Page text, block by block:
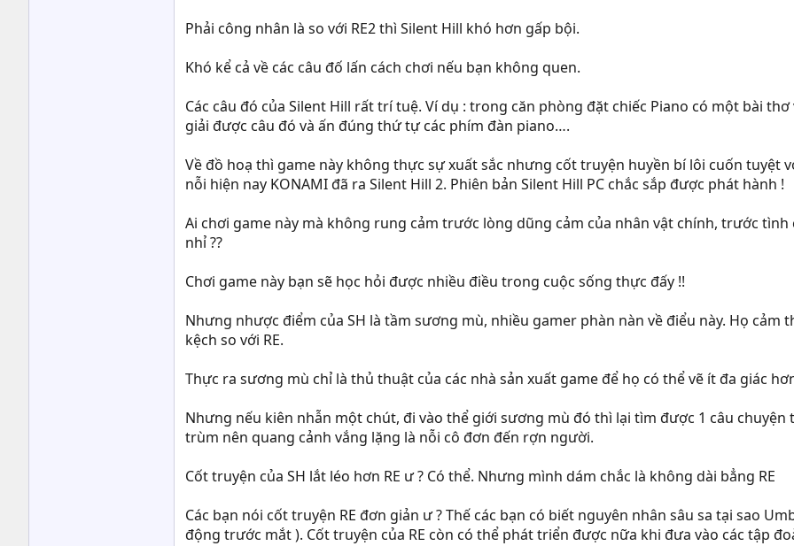
Phải công nhân là so với RE2 thì Silent Hill khó hơn gấp bội.
Khó kể cả về các câu đố lấn cách chơi nếu bạn không quen.
Các câu đó của Silent Hill rất trí tuệ. Ví dụ : trong căn phòng đặt chiếc Piano có một bài
giải được câu đó và ấn đúng thứ tự các phím đàn piano….
Về đồ hoạ thì game này không thực sự xuất sắc nhưng cốt truyện huyền bí lôi cuốn tuyệt
nỗi hiện nay KONAMI đã ra Silent Hill 2. Phiên bản Silent Hill PC chắc sắp được phát hành !
Ai chơi game này mà không rung cảm trước lòng dũng cảm của nhân vật chính, trước
nhỉ ??
Chơi game này bạn sẽ học hỏi được nhiều điều trong cuộc sống thực đấy !!
Nhưng nhược điểm của SH là tầm sương mù, nhiều gamer phàn nàn về điểu này. Họ cảm
kệch so với RE.
Thực ra sương mù chỉ là thủ thuật của các nhà sản xuất game để họ có thể vẽ ít đa giác
Nhưng nếu kiên nhẫn một chút, đi vào thể giới sương mù đó thì lại tìm được 1 câu
trùm nên quang cảnh vắng lặng là nỗi cô đơn đến rợn người.
Cốt truyện của SH lắt léo hơn RE ư ? Có thể. Nhưng mình dám chắc là không dài bẳng RE
Các bạn nói cốt truyện RE đơn giản ư ? Thế các bạn có biết nguyên nhân sâu sa tại sao
động trước mắt ). Cốt truyện của RE còn có thể phát triển được nữa khi đưa vào các tập